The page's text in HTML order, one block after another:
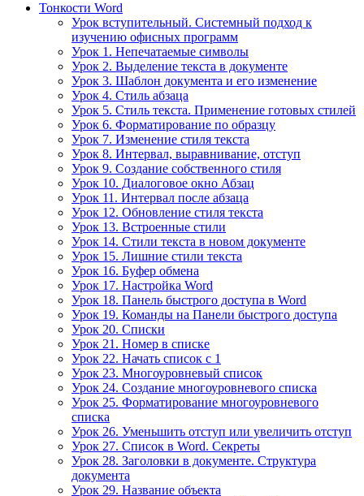
Тонкости Word
Урок вступительный. Системный подход к
изучению офисных программ
Урок 1. Непечатаемые символы
Урок 2. Выделение текста в документе
Урок 3. Шаблон документа и его изменение
Урок 4. Стиль абзаца
Урок 5. Стиль текста. Применение готовых стилей
Урок 6. Форматирование по образцу
Урок 7. Изменение стиля текста
Урок 8. Интервал, выравнивание, отступ
Урок 9. Создание собственного стиля
Урок 10. Диалоговое окно Абзац
Урок 11. Интервал после абзаца
Урок 12. Обновление стиля текста
Урок 13. Встроенные стили
Урок 14. Стили текста в новом документе
Урок 15. Лишние стили текста
Урок 16. Буфер обмена
Урок 17. Настройка Word
Урок 18. Панель быстрого доступа в Word
Урок 19. Команды на Панели быстрого доступа
Урок 20. Списки
Урок 21. Номер в списке
Урок 22. Начать список с 1
Урок 23. Многоуровневый список
Урок 24. Создание многоуровневого списка
Урок 25. Форматирование многоуровневого
списка
Урок 26. Уменьшить отступ или увеличить отступ
Урок 27. Список в Word. Секреты
Урок 28. Заголовки в документе. Структура
документа
Урок 29. Название объекта